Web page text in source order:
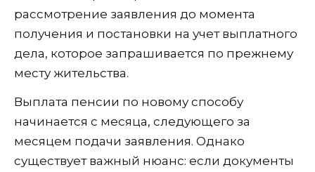
рассмотрение заявления до момента
получения и постановки на учет выплатного
дела, которое запрашивается по прежнему
месту жительства.
Выплата пенсии по новому способу
начинается с месяца, следующего за
месяцем подачи заявления. Однако
существует важный нюанс: если документы